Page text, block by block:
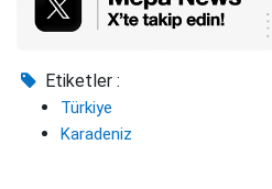
Etiketler :
Türkiye
Karadeniz